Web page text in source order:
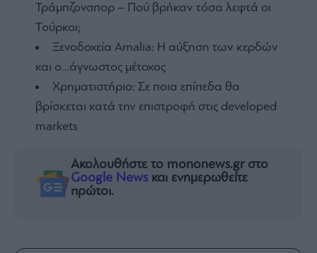
Τράμπζονσπορ – Πού βρήκαν τόσα λεφτά οι
Τούρκοι;
Ξενοδοχεία Amalia: H αύξηση των κερδών
και ο…άγνωστος μέτοχος
Χρηματιστήριο: Σε ποια επίπεδα θα
βρίσκεται κατά την επιστροφή στις developed
markets
Ακολουθήστε το mononews.gr στο
Google News και ενημερωθείτε
πρώτοι.